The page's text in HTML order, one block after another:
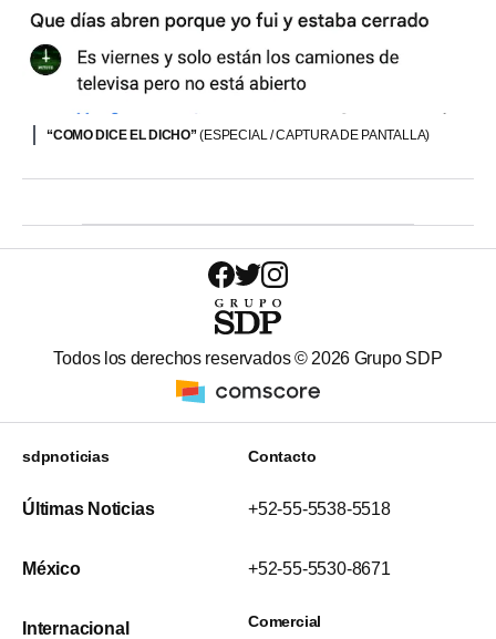
“COMO DICE EL DICHO”(ESPECIAL / CAPTURA DE PANTALLA)
Todos los derechos reservados © 2026 Grupo SDP
sdpnoticias
Últimas Noticias
México
Internacional
Contacto
+52-55-5538-5518
+52-55-5530-8671
Comercial